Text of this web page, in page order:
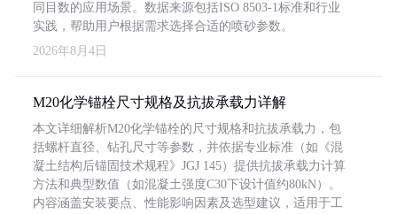
同目数的应用场景。数据来源包括ISO 8503-1标准和行业
实践，帮助用户根据需求选择合适的喷砂参数。
2026年8月4日
M20化学锚栓尺寸规格及抗拔承载力详解
本文详细解析M20化学锚栓的尺寸规格和抗拔承载力，包
括螺杆直径、钻孔尺寸等参数，并依据专业标准（如《混
凝土结构后锚固技术规程》JGJ 145）提供抗拔承载力计算
方法和典型数值（如混凝土强度C30下设计值约80kN）。
内容涵盖安装要点、性能影响因素及选型建议，适用于工